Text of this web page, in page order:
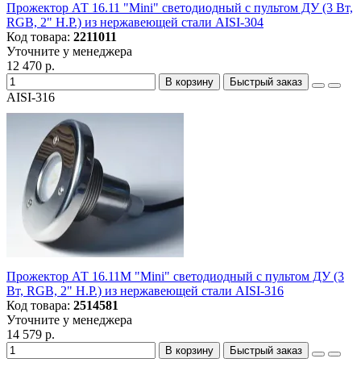
Прожектор АТ 16.11 "Mini" светодиодный с пультом ДУ (3 Вт,
RGB, 2" Н.Р.) из нержавеющей стали AISI-304
Код товара: 2211011
Уточните у менеджера
12 470 р.
В корзину Быстрый заказ
AISI-316
Прожектор АТ 16.11М "Mini" светодиодный с пультом ДУ (3
Вт, RGB, 2" Н.Р.) из нержавеющей стали AISI-316
Код товара: 2514581
Уточните у менеджера
14 579 р.
В корзину Быстрый заказ